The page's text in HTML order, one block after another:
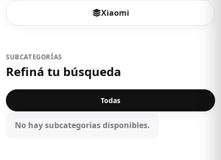
Xiaomi
SUBCATEGORÍAS
Refiná tu búsqueda
Todas
No hay subcategorías disponibles.